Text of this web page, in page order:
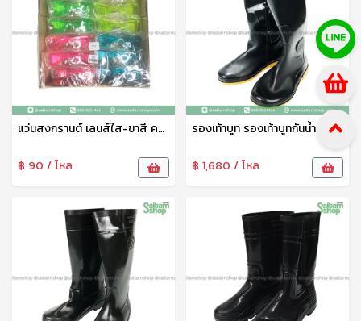
แว่นสงกรานต์ เลนส์ใส-ขาสี คละสี GL14A pmp
฿ 90 / โหล
รองเท้าบูท รองเท้าบูทกันน้ำ รองเท้าทำสวน รองเท้าบูทสูง 18.5 นิ้ว No.A1250 arrow star
฿ 1,680 / โหล